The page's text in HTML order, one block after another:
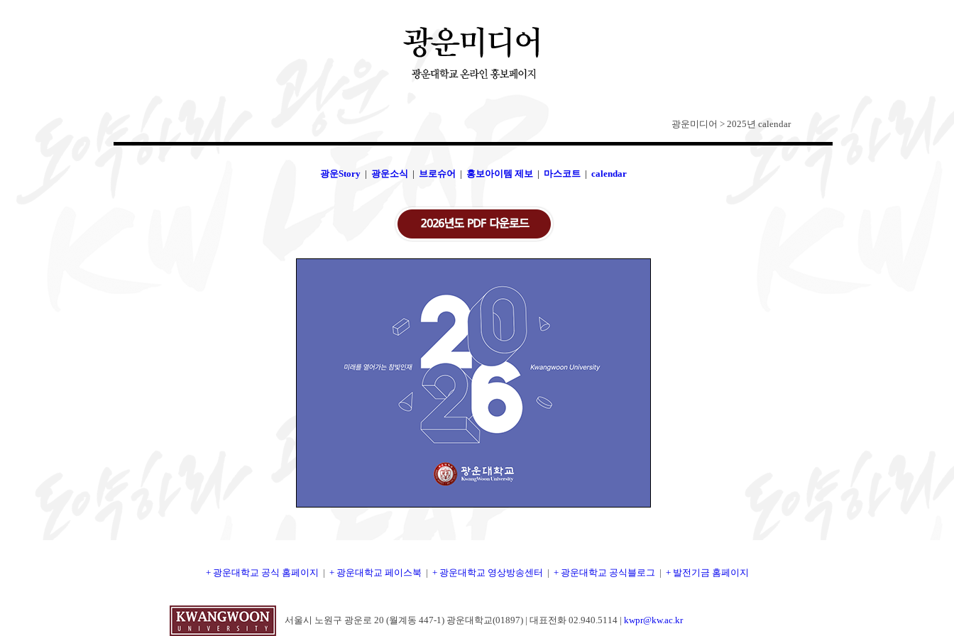
광운미디어 > 2025년 calendar
광운Story| 광운소식 | 브로슈어 | 홍보아이템 제보| 마스코트| calendar
+ 광운대학교 공식 홈페이지 | + 광운대학교 페이스북 | + 광운대학교 영상방송센터 | + 광운대학교 공식블로그 | + 발전기금 홈페이지
서울시 노원구 광운로 20 (월계동 447-1) 광운대학교(01897) | 대표전화 02.940.5114 | kwpr@kw.ac.kr